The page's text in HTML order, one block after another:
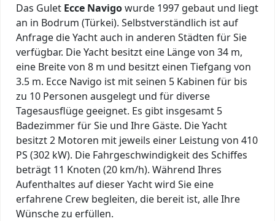
Das Gulet Ecce Navigowurde 1997 gebaut und liegt
an in Bodrum (Türkei). Selbstverständlich ist auf
Anfrage die Yacht auch in anderen Städten für Sie
verfügbar. Die Yacht besitzt eine Länge von 34 m,
eine Breite von 8 m und besitzt einen Tiefgang von
3.5 m. Ecce Navigo ist mit seinen 5 Kabinen für bis
zu 10 Personen ausgelegt und für diverse
Tagesausflüge geeignet. Es gibt insgesamt 5
Badezimmer für Sie und Ihre Gäste. Die Yacht
besitzt 2 Motoren mit jeweils einer Leistung von 410
PS (302 kW). Die Fahrgeschwindigkeit des Schiffes
beträgt 11 Knoten (20 km/h). Während Ihres
Aufenthaltes auf dieser Yacht wird Sie eine
erfahrene Crew begleiten, die bereit ist, alle Ihre
Wünsche zu erfüllen.